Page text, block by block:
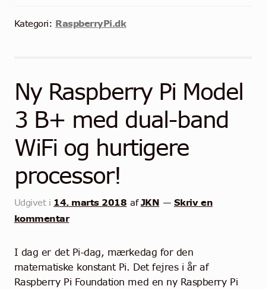
Kategori: RaspberryPi.dk
Ny Raspberry Pi Model
3 B+ med dual-band
WiFi og hurtigere
processor!
Udgivet i 14. marts 2018 afJKN — Skriv en
kommentar
I dag er det Pi-dag, mærkedag for den
matematiske konstant Pi. Det fejres i år af
Raspberry Pi Foundation med en ny Raspberry Pi